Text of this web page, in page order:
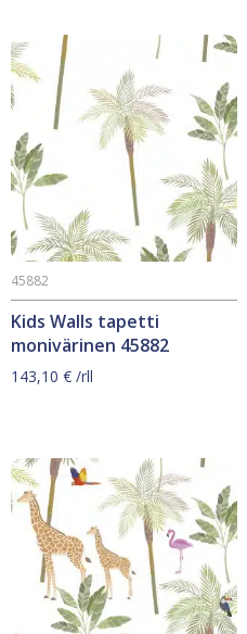
Kids Walls tapetti
monivärinen 45882
45882
143,10 € /rll